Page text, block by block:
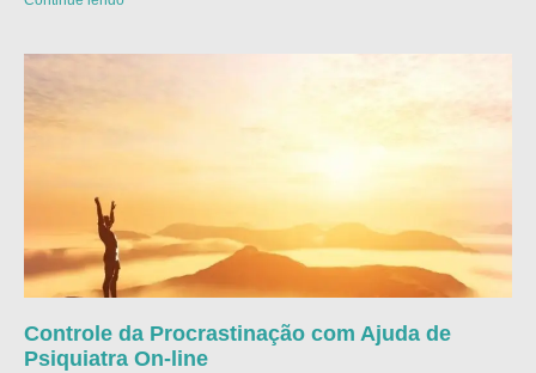
Controle da Procrastinação com Ajuda de
Psiquiatra On-line